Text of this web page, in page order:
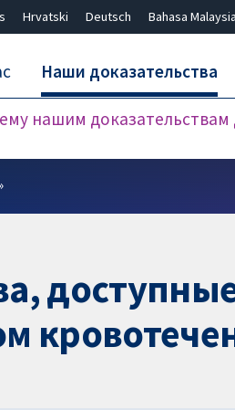
Hrvatski Deutsch Bahasa Malaysia
Наши доказательства
нашим